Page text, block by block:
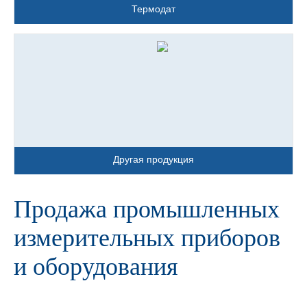
Термодат
Другая продукция
Продажа промышленных
измерительных приборов
и оборудования